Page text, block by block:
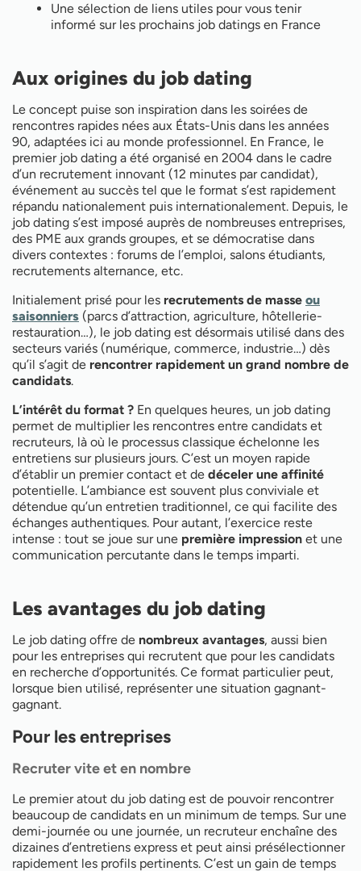
Une sélection de liens utiles pour vous tenir
informé sur les prochains job datings en France
Aux origines du job dating
Le concept puise son inspiration dans les soirées de
rencontres rapides nées aux États-Unis dans les années
90, adaptées ici au monde professionnel. En France, le
premier job dating a été organisé en 2004 dans le cadre
d’un recrutement innovant (12 minutes par candidat),
événement au succès tel que le format s’est rapidement
répandu nationalement puis internationalement. Depuis, le
job dating s’est imposé auprès de nombreuses entreprises,
des PME aux grands groupes, et se démocratise dans
divers contextes : forums de l’emploi, salons étudiants,
recrutements alternance, etc.
Initialement prisé pour les recrutements de masse ou
saisonniers (parcs d’attraction, agriculture, hôtellerie-
restauration…), le job dating est désormais utilisé dans des
secteurs variés (numérique, commerce, industrie…) dès
qu’il s’agit de rencontrer rapidement un grand nombre de
candidats.
L’intérêt du format ? En quelques heures, un job dating
permet de multiplier les rencontres entre candidats et
recruteurs, là où le processus classique échelonne les
entretiens sur plusieurs jours. C’est un moyen rapide
d’établir un premier contact et de déceler une affinité
potentielle. L’ambiance est souvent plus conviviale et
détendue qu’un entretien traditionnel, ce qui facilite des
échanges authentiques. Pour autant, l’exercice reste
intense : tout se joue sur une première impression et une
communication percutante dans le temps imparti.
Les avantages du job dating
Le job dating offre de nombreux avantages, aussi bien
pour les entreprises qui recrutent que pour les candidats
en recherche d’opportunités. Ce format particulier peut,
lorsque bien utilisé, représenter une situation gagnant-
gagnant.
Pour les entreprises
Recruter vite et en nombre
Le premier atout du job dating est de pouvoir rencontrer
beaucoup de candidats en un minimum de temps. Sur une
demi-journée ou une journée, un recruteur enchaîne des
dizaines d’entretiens express et peut ainsi présélectionner
rapidement les profils pertinents. C’est un gain de temps